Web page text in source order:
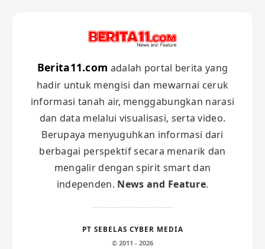
Berita11.com adalah portal berita yang
hadir untuk mengisi dan mewarnai ceruk
informasi tanah air, menggabungkan narasi
dan data melalui visualisasi, serta video.
Berupaya menyuguhkan informasi dari
berbagai perspektif secara menarik dan
mengalir dengan spirit smart dan
independen. News and Feature.
PT SEBELAS CYBER MEDIA
© 2011 - 2026